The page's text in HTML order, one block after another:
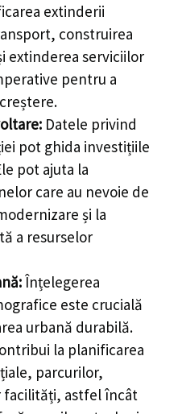
extinderii
construirea
extinderea serviciilor
pentru a
Datele privind
pot ghida investițiile
pot ajuta la
care au nevoie de
și la
a resurselor
Înțelegerea
este crucială
urbană durabilă.
la planificarea
parcurilor,
facilități, astfel încât